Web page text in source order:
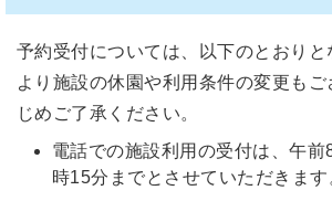
予約受付については、以下のとおりと
より施設の休園や利用条件の変更も
じめご了承ください。
電話での施設利用の受付は、午
時15分までとさせていただきます